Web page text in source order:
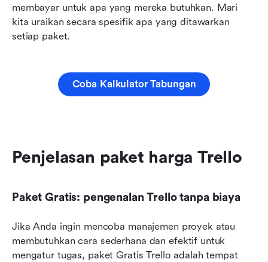
membayar untuk apa yang mereka butuhkan. Mari
kita uraikan secara spesifik apa yang ditawarkan
setiap paket.
Coba Kalkulator Tabungan
Penjelasan paket harga Trello
Paket Gratis: pengenalan Trello tanpa biaya
Jika Anda ingin mencoba manajemen proyek atau
membutuhkan cara sederhana dan efektif untuk
mengatur tugas, paket Gratis Trello adalah tempat